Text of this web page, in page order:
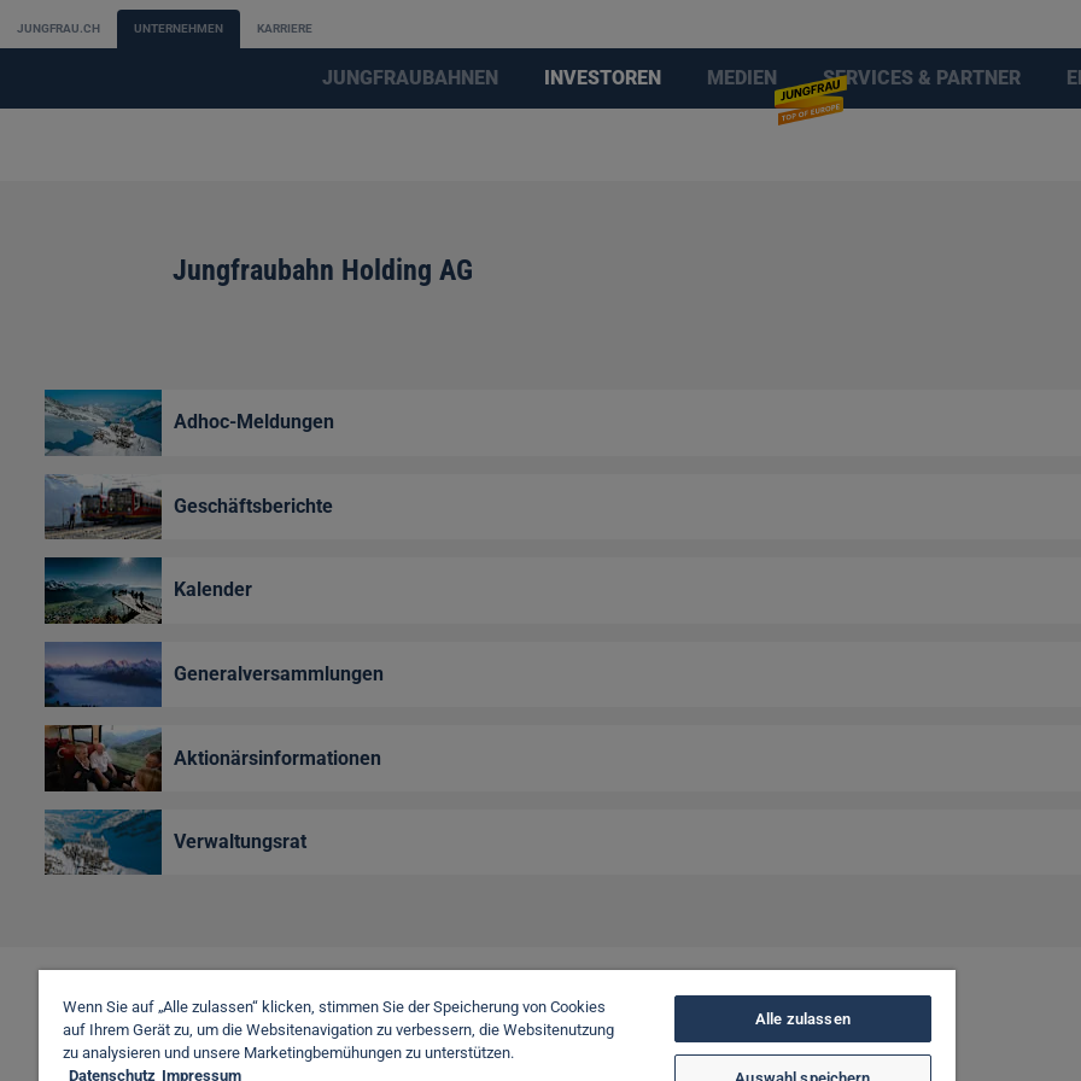
JUNGFRAU.CH UNTERNEHMEN KARRIERE
JUNGFRAUBAHNEN INVESTOREN MEDIEN SERVICES & PARTNER
Jungfraubahn Holding AG
Adhoc-Meldungen
Geschäftsberichte
Kalender
Generalversammlungen
Aktionärsinformationen
Verwaltungsrat
Wenn Sie auf „Alle zulassen“ klicken, stimmen Sie der Speicherung von Cookies
auf Ihrem Gerät zu, um die Websitenavigation zu verbessern, die Websitenutzung
zu analysieren und unsere Marketingbemühungen zu unterstützen.
Datenschutz Impressum
Alle zulassen